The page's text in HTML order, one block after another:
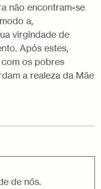
não encontram-se
a,
virgindade de
Após estes,
os pobres
a realeza da Mãe
de nós.